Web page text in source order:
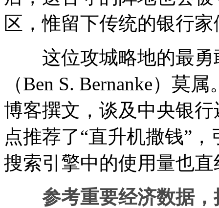
区，惟留下传统的银行
这位攻城略地的最勇
（Ben S. Bernanke）莫
博客撰文，谈及中央银
点推荐了“直升机撒钱”
搜索引擎中的使用量也
参考重要经济数据